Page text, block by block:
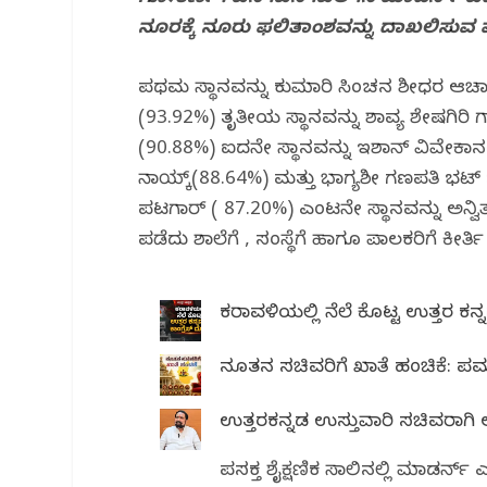
e
b
o
o
k
e
r
s
A
p
p
g
ra
m
e
ನೂರಕ್ಕೆ ನೂರು ಫಲಿತಾಂಶವನ್ನು
ಪ್ರಥಮ ಸ್ಥಾನವನ್ನು ಕುಮಾರಿ ಸಿಂಚನ ಶ್ರೀಧರ
(93.92%) ತೃತೀಯ ಸ್ಥಾನವನ್ನು ಶ್ರಾವ್ಯ ಶೇಷಗಿರಿ
(90.88%) ಐದನೇ ಸ್ಥಾನವನ್ನು ಇಶಾನ್
ನಾಯ್ಕ್(88.64%) ಮತ್ತು ಭಾಗ್ಯಶ್ರೀ ಗಣಪತಿ
ಪಟಗಾರ್ ( 87.20%) ಎಂಟನೇ ಸ್ಥಾನವನ್ನು
ಪಡೆದು ಶಾಲೆಗೆ , ಸಂಸ್ಥೆಗೆ ಹಾಗೂ ಪಾಲಕರಿಗೆ ಕೀರ್ತಿ
ಕರಾವಳಿಯಲ್ಲಿ ನೆಲೆ ಕೊಟ್ಟ ಉತ್ತರ
ನೂತನ ಸಚಿವರಿಗೆ ಖಾತೆ ಹಂಚಿಕೆ:
ಉತ್ತರಕನ್ನಡ ಉಸ್ತುವಾರಿ ಸಚಿವರಾಗಿ
ಪ್ರಸಕ್ತ ಶೈಕ್ಷಣಿಕ ಸಾಲಿನಲ್ಲಿ